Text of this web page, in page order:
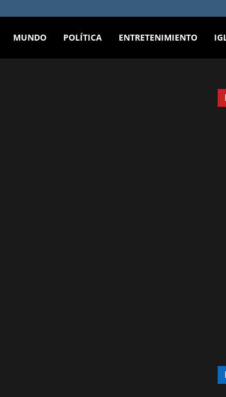
MUNDO POLÍTICA ENTRETENIMIENTO